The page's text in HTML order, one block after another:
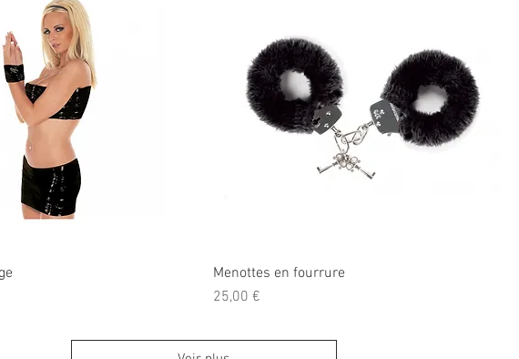
Menottes en fourrure
Prix
25,00 €